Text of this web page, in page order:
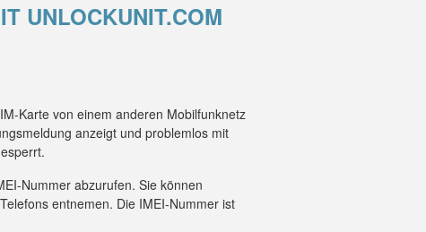
UNLOCKUNIT.COM
Karte von einem anderen Mobilfunknetz
anzeigt und problemlos mit
Nummer abzurufen. Sie können
entnemen. Die IMEI-Nummer ist